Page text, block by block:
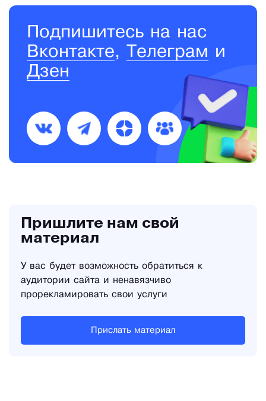
Подпишитесь на нас
Вконтакте, Телеграм и
Дзен
Пришлите нам свой
материал
У вас будет возможность обратиться к
аудитории сайта и ненавязчиво
прорекламировать свои услуги
Прислать материал